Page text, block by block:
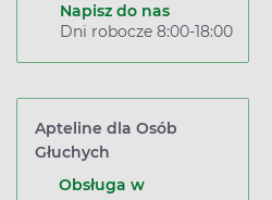
Napisz do nas
Dni robocze 8:00-18:00
Apteline dla Osób
Głuchych
Obsługa w